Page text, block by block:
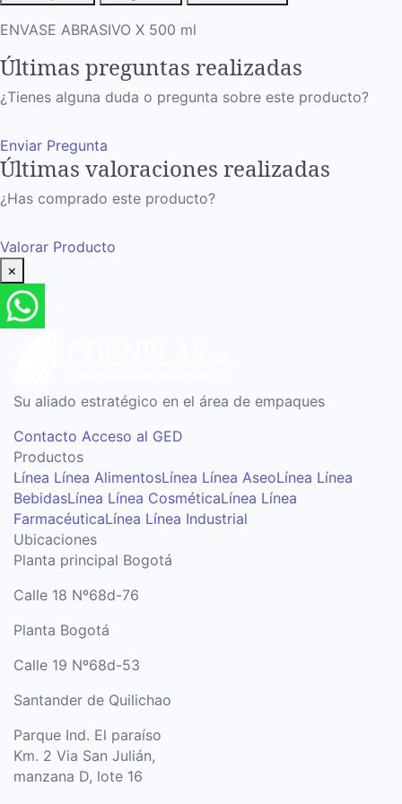
ENVASE ABRASIVO X 500 ml
Últimas preguntas realizadas
¿Tienes alguna duda o pregunta sobre este producto?
Enviar Pregunta
Últimas valoraciones realizadas
¿Has comprado este producto?
Valorar Producto
×
Su aliado estratégico en el área de empaques
Contacto Acceso al GED
Productos
Línea Línea AlimentosLínea Línea AseoLínea Línea
BebidasLínea Línea CosméticaLínea Línea
FarmacéuticaLínea Línea Industrial
Ubicaciones
Planta principal Bogotá
Calle 18 Nº68d-76
Planta Bogotá
Calle 19 Nº68d-53
Santander de Quilichao
Parque Ind. El paraíso
Km. 2 Via San Julián,
manzana D, lote 16